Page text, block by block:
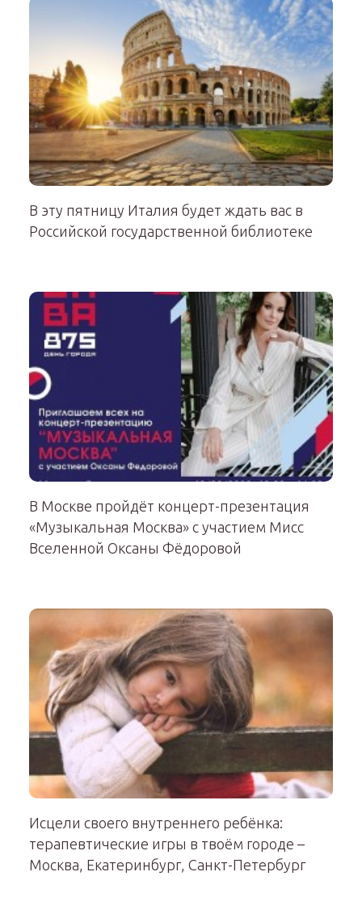
В эту пятницу Италия будет ждать вас в
Российской государственной библиотеке
В Москве пройдёт концерт-презентация
«Музыкальная Москва» c участием Мисс
Вселенной Оксаны Фёдоровой
Исцели своего внутреннего ребёнка:
терапевтические игры в твоём городе –
Москва, Екатеринбург, Санкт-Петербург